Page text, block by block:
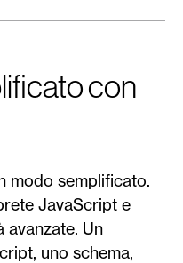
con
modo semplificato.
JavaScript e
avanzate. Un
uno schema,